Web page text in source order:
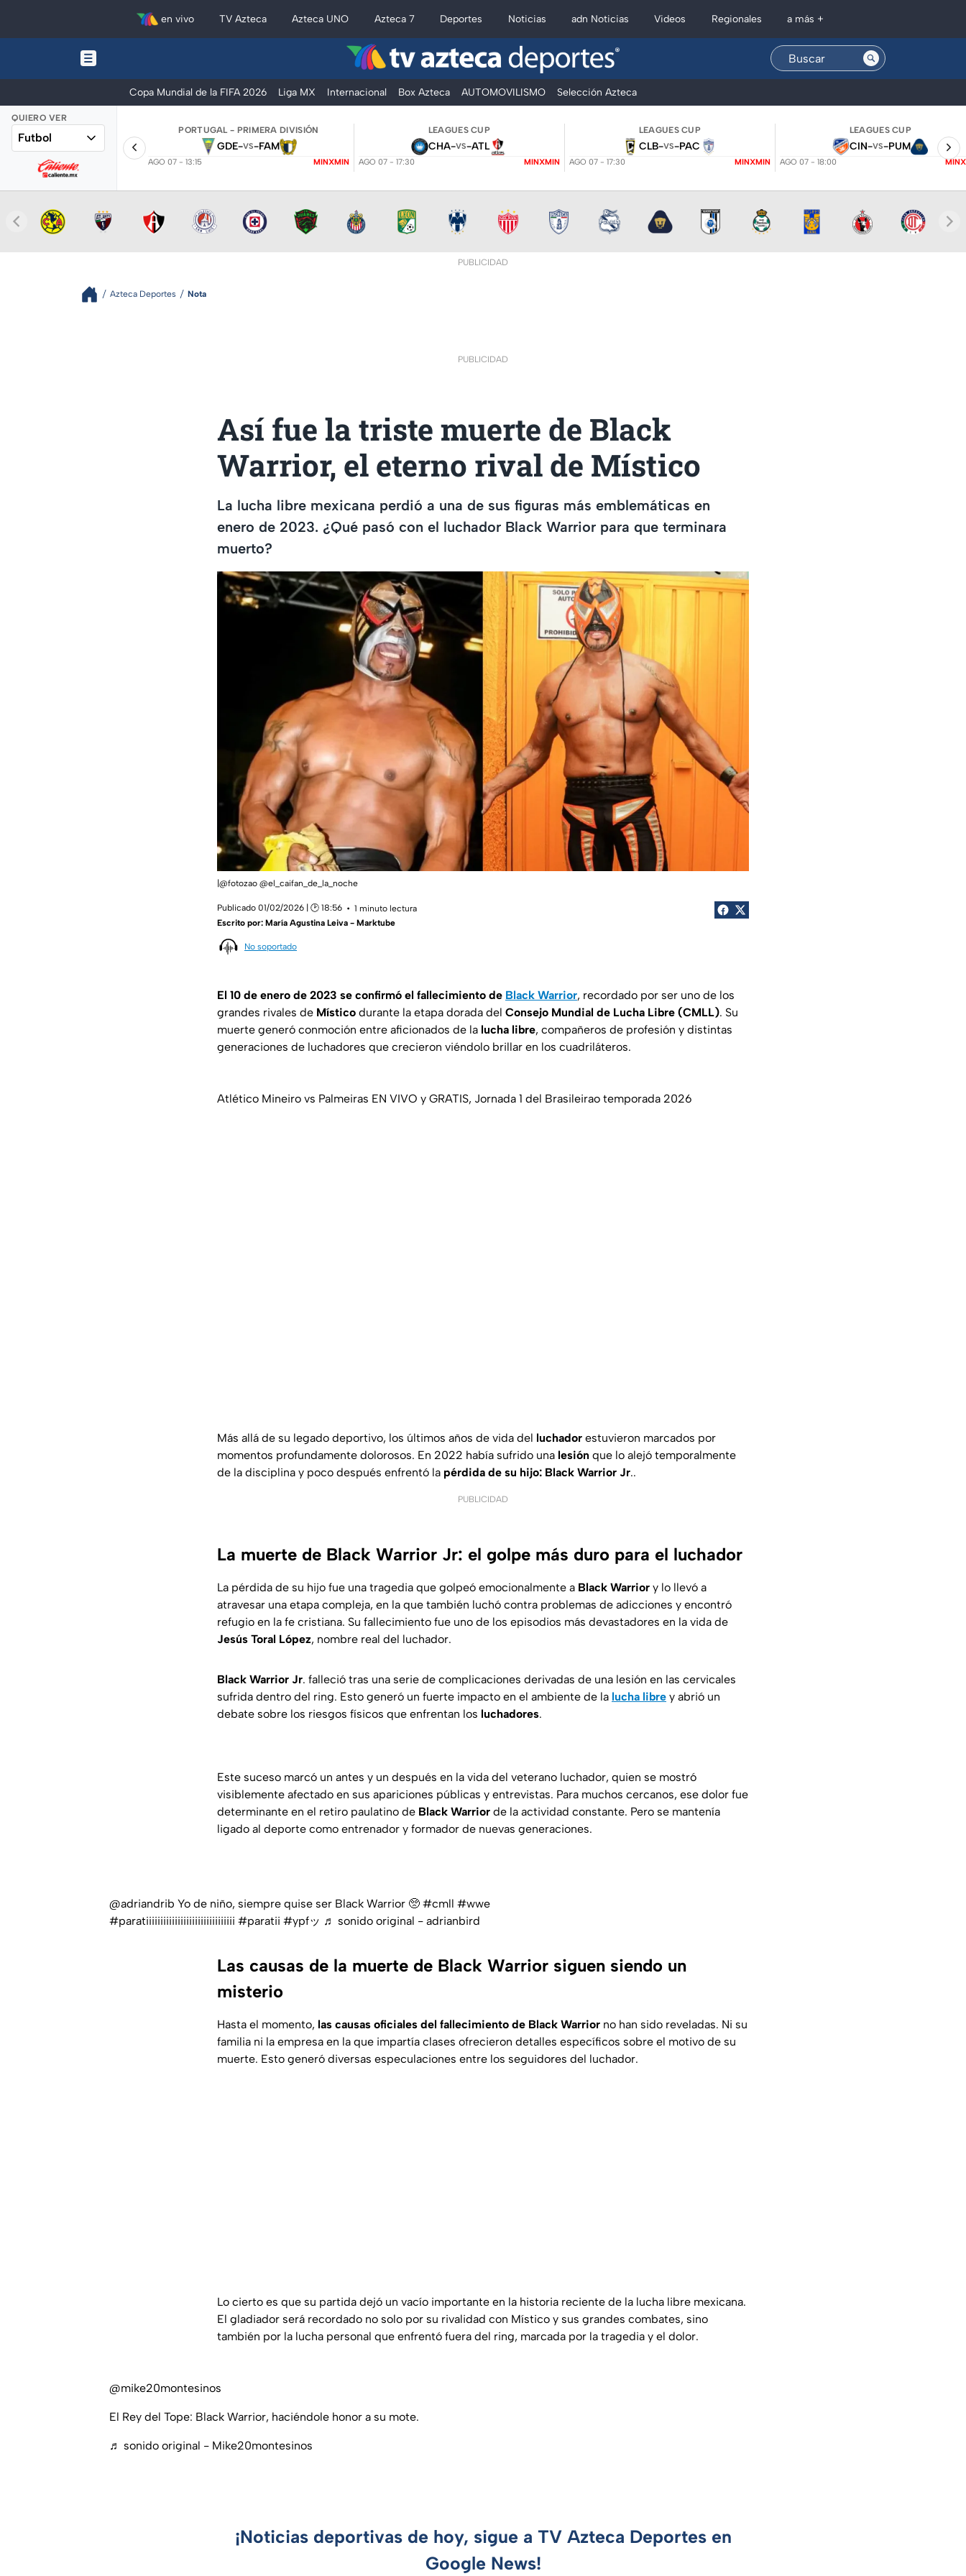
en vivo TV Azteca Azteca UNO Azteca 7 Deportes Noticias adn Noticias Videos Regionales a más +
Copa Mundial de la FIFA 2026 Liga MX Internacional Box Azteca AUTOMOVILISMO Selección Azteca
QUIERO VER
Futbol
PORTUGAL - PRIMERA DIVISIÓN
GDE-VS-FAM
AGO 07 - 13:15 MINXMIN
LEAGUES CUP
CHA-VS-ATL
AGO 07 - 17:30 MINXMIN
LEAGUES CUP
CLB-VS-PAC
AGO 07 - 17:30 MINXMIN
LEAGUES CUP
CIN-VS-PUM
AGO 07 - 18:00
PUBLICIDAD
Azteca Deportes Nota
PUBLICIDAD
Así fue la triste muerte de Black
Warrior, el eterno rival de Místico
La lucha libre mexicana perdió a una de sus figuras más emblemáticas en
enero de 2023. ¿Qué pasó con el luchador Black Warrior para que terminara
muerto?
|@fotozao @el_caifan_de_la_noche
Publicado 01/02/2026 | 🕑 18:56
1 minuto lectura
Escrito por: María Agustina Leiva - Marktube
No soportado
El 10 de enero de 2023 se confirmó el fallecimiento de Black Warrior, recordado por ser uno de los
grandes rivales de Místico durante la etapa dorada del Consejo Mundial de Lucha Libre (CMLL). Su
muerte generó conmoción entre aficionados de la lucha libre, compañeros de profesión y distintas
generaciones de luchadores que crecieron viéndolo brillar en los cuadriláteros.
Atlético Mineiro vs Palmeiras EN VIVO y GRATIS, Jornada 1 del Brasileirao temporada 2026
Más allá de su legado deportivo, los últimos años de vida del luchador estuvieron marcados por
momentos profundamente dolorosos. En 2022 había sufrido una lesión que lo alejó temporalmente
de la disciplina y poco después enfrentó la pérdida de su hijo: Black Warrior Jr..
PUBLICIDAD
La muerte de Black Warrior Jr: el golpe más duro para el luchador
La pérdida de su hijo fue una tragedia que golpeó emocionalmente a Black Warrior y lo llevó a
atravesar una etapa compleja, en la que también luchó contra problemas de adicciones y encontró
refugio en la fe cristiana. Su fallecimiento fue uno de los episodios más devastadores en la vida de
Jesús Toral López, nombre real del luchador.
Black Warrior Jr. falleció tras una serie de complicaciones derivadas de una lesión en las cervicales
sufrida dentro del ring. Esto generó un fuerte impacto en el ambiente de la lucha libre y abrió un
debate sobre los riesgos físicos que enfrentan los luchadores.
Este suceso marcó un antes y un después en la vida del veterano luchador, quien se mostró
visiblemente afectado en sus apariciones públicas y entrevistas. Para muchos cercanos, ese dolor fue
determinante en el retiro paulatino de Black Warrior de la actividad constante. Pero se mantenía
ligado al deporte como entrenador y formador de nuevas generaciones.
@adriandrib Yo de niño, siempre quise ser Black Warrior 🥺 #cmll #wwe
#paratiiiiiiiiiiiiiiiiiiiiiiiiiiiiiii #paratii #ypfッ ♬ sonido original - adrianbird
Las causas de la muerte de Black Warrior siguen siendo un
misterio
Hasta el momento, las causas oficiales del fallecimiento de Black Warrior no han sido reveladas. Ni su
familia ni la empresa en la que impartía clases ofrecieron detalles específicos sobre el motivo de su
muerte. Esto generó diversas especulaciones entre los seguidores del luchador.
Lo cierto es que su partida dejó un vacío importante en la historia reciente de la lucha libre mexicana.
El gladiador será recordado no solo por su rivalidad con Místico y sus grandes combates, sino
también por la lucha personal que enfrentó fuera del ring, marcada por la tragedia y el dolor.
@mike20montesinos
El Rey del Tope: Black Warrior, haciéndole honor a su mote.
♬ sonido original - Mike20montesinos
¡Noticias deportivas de hoy, sigue a TV Azteca Deportes en
Google News!